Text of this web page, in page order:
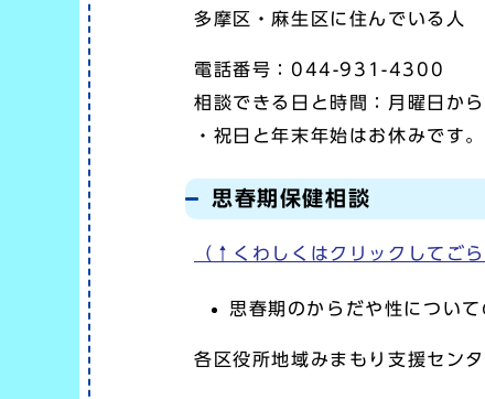
多摩区・麻生区に住んでいる人
電話番号：044-931-4300
相談できる日と時間：月曜日
・祝日と年末年始はお休みです。
思春期保健相談
（↑くわしくはクリックしてごら
思春期のからだや性につい
各区役所地域みまもり支援セン